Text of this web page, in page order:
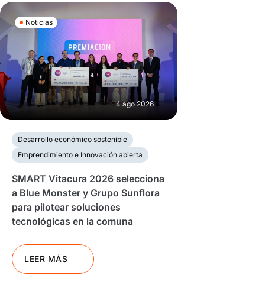
Noticias
4 ago 2026
Desarrollo económico sostenible
Emprendimiento e Innovación abierta
SMART Vitacura 2026 selecciona
a Blue Monster y Grupo Sunflora
para pilotear soluciones
tecnológicas en la comuna
LEER MÁS